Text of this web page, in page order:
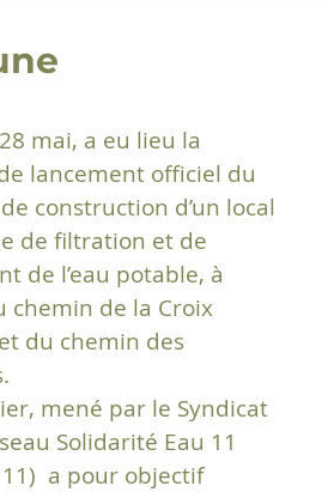
mai, a eu lieu la
lancement officiel du
construction d’un local
de filtration et de
de l’eau potable, à
chemin de la Croix
du chemin des
mené par le Syndicat
Solidarité Eau 11
11)  a pour objectif